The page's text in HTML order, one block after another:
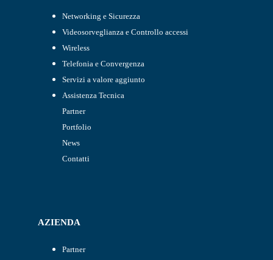
Networking e Sicurezza
Videosorveglianza e Controllo accessi
Wireless
Telefonia e Convergenza
Servizi a valore aggiunto
Assistenza Tecnica
Partner
Portfolio
News
Contatti
AZIENDA
Partner